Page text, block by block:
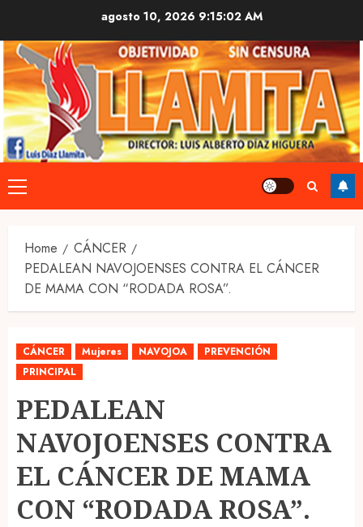
content
agosto 10, 2026 9:15:03 AM
Primary
Menu
Home
CÁNCER
PEDALEAN NAVOJOENSES CONTRA EL CÁNCER
DE MAMA CON “RODADA ROSA”.
CÁNCER Mujeres NAVOJOA
PREVENCIÓN
PRINCIPAL
PEDALEAN
NAVOJOENSES CONTRA
EL CÁNCER DE MAMA
CON “RODADA ROSA”.